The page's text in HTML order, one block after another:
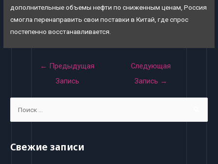
дополнительные объемы нефти по сниженным ценам, Россия
смогла перенаправить свои поставки в Китай, где спрос
постепенно восстанавливается.
Навигация
← Предыдущая
Запись
Следующая
Запись →
r
Свежие записи